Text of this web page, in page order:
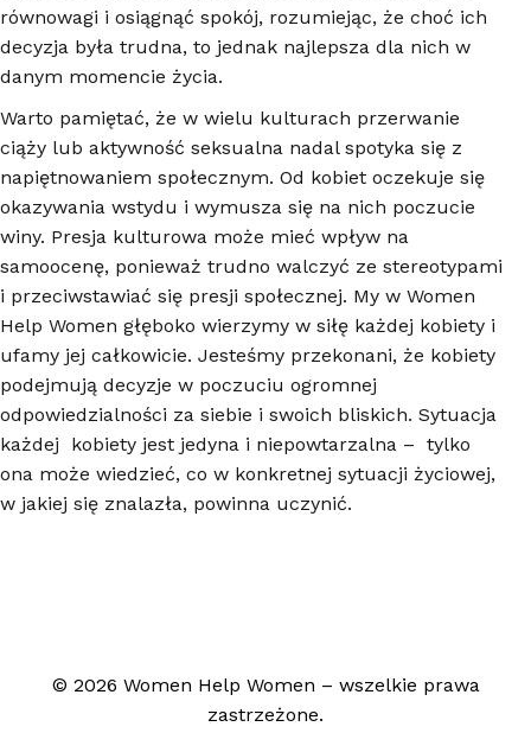
równowagi i osiągnąć spokój, rozumiejąc, że choć ich
decyzja była trudna, to jednak najlepsza dla nich w
danym momencie życia.
Warto pamiętać, że w wielu kulturach przerwanie
ciąży lub aktywność seksualna nadal spotyka się z
napiętnowaniem społecznym. Od kobiet oczekuje się
okazywania wstydu i wymusza się na nich poczucie
winy. Presja kulturowa może mieć wpływ na
samoocenę, ponieważ trudno walczyć ze stereotypami
i przeciwstawiać się presji społecznej. My w Women
Help Women głęboko wierzymy w siłę każdej kobiety i
ufamy jej całkowicie. Jesteśmy przekonani, że kobiety
podejmują decyzje w poczuciu ogromnej
odpowiedzialności za siebie i swoich bliskich. Sytuacja
każdej kobiety jest jedyna i niepowtarzalna – tylko
ona może wiedzieć, co w konkretnej sytuacji życiowej,
w jakiej się znalazła, powinna uczynić.
© 2026 Women Help Women – wszelkie prawa
zastrzeżone.